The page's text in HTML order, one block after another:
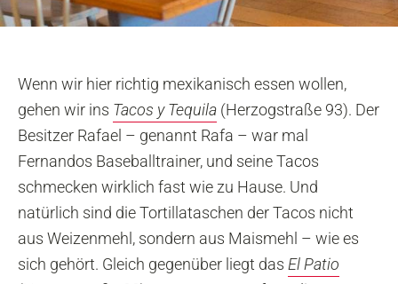
Wenn wir hier richtig mexikanisch essen wollen,
gehen wir ins Tacos y Tequila (Herzogstraße 93). Der
Besitzer Rafael – genannt Rafa – war mal
Fernandos Baseballtrainer, und seine Tacos
schmecken wirklich fast wie zu Hause. Und
natürlich sind die Tortillataschen der Tacos nicht
aus Weizenmehl, sondern aus Maismehl – wie es
sich gehört. Gleich gegenüber liegt das El Patio